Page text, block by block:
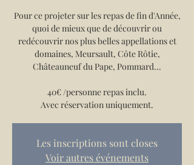
Pour ce projeter sur les repas de fin d'Année,
quoi de mieux que de découvrir ou
redécouvrir nos plus belles appellations et
domaines, Meursault, Côte Rôtie,
Châteauneuf du Pape, Pommard...
40€ /personne repas inclu.
Avec réservation uniquement.
Les inscriptions sont closes
Voir autres événements